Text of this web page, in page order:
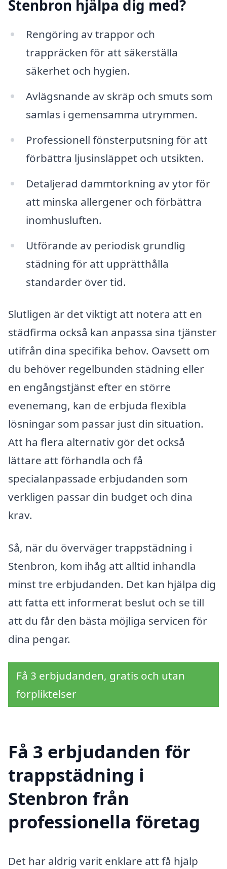
Stenbron hjälpa dig med?
Rengöring av trappor och
trappräcken för att säkerställa
säkerhet och hygien.
Avlägsnande av skräp och smuts som
samlas i gemensamma utrymmen.
Professionell fönsterputsning för att
förbättra ljusinsläppet och utsikten.
Detaljerad dammtorkning av ytor för
att minska allergener och förbättra
inomhusluften.
Utförande av periodisk grundlig
städning för att upprätthålla
standarder över tid.
Slutligen är det viktigt att notera att en
städfirma också kan anpassa sina tjänster
utifrån dina specifika behov. Oavsett om
du behöver regelbunden städning eller
en engångstjänst efter en större
evenemang, kan de erbjuda flexibla
lösningar som passar just din situation.
Att ha flera alternativ gör det också
lättare att förhandla och få
specialanpassade erbjudanden som
verkligen passar din budget och dina
krav.
Så, när du överväger trappstädning i
Stenbron, kom ihåg att alltid inhandla
minst tre erbjudanden. Det kan hjälpa dig
att fatta ett informerat beslut och se till
att du får den bästa möjliga servicen för
dina pengar.
Få 3 erbjudanden, gratis och utan
förpliktelser
Få 3 erbjudanden för
trappstädning i
Stenbron från
professionella företag
Det har aldrig varit enklare att få hjälp